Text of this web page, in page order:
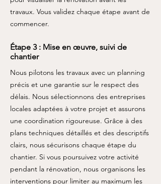
travaux. Vous validez chaque étape avant de
commencer.
Étape 3 : Mise en œuvre, suivi de
chantier
Nous pilotons les travaux avec un planning
précis et une garantie sur le respect des
délais. Nous sélectionnons des entreprises
locales adaptées à votre projet et assurons
une coordination rigoureuse. Grâce à des
plans techniques détaillés et des descriptifs
clairs, nous sécurisons chaque étape du
chantier. Si vous poursuivez votre activité
pendant la rénovation, nous organisons les
interventions pour limiter au maximum les